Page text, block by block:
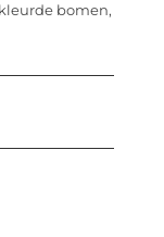
bomen,